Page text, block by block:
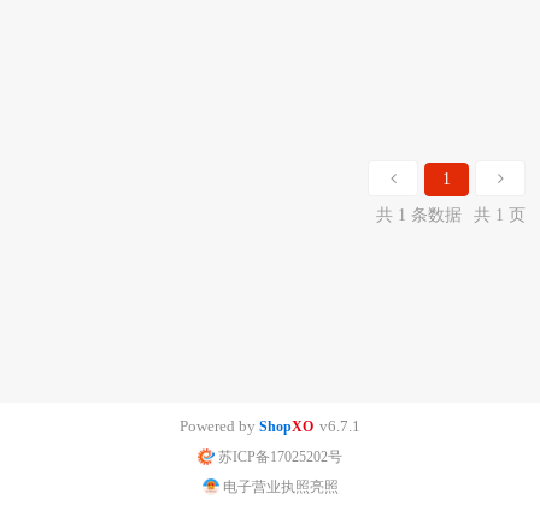
1
共 1 条数据
共 1 页
Powered by ShopXO v6.7.1
苏ICP备17025202号
电子营业执照亮照